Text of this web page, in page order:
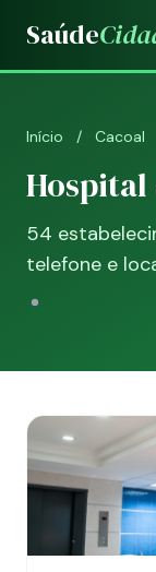
Saúde
Início / Cacoal
Hospital
54
telefone e